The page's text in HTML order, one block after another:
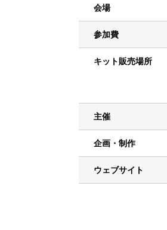
会場
参加費
キット販売場所
主催
企画・制作
ウェブサイト